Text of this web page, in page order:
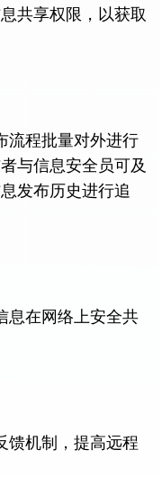
共享权限，以获取
程批量对外进行
与信息安全员可及
发布历史进行追
在网络上安全共
机制，提高远程